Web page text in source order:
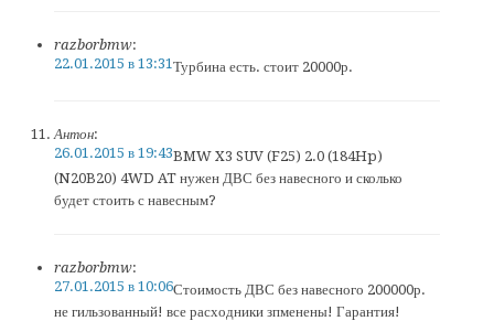
razborbmw:
22.01.2015 в 13:31Турбина есть. стоит 20000р.
Антон:
26.01.2015 в 19:43BMW X3 SUV (F25) 2.0 (184Hp)
(N20B20) 4WD AT нужен ДВС без навесного и сколько
будет стоить с навесным?
razborbmw:
27.01.2015 в 10:06Стоимость ДВС без навесного 200000р.
не гильзованный! все расходники зпменены! Гарантия!